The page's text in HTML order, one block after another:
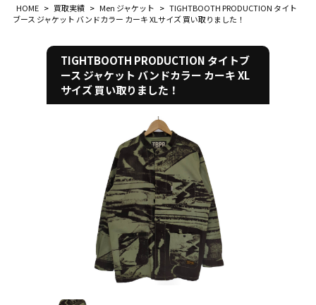
HOME > 買取実績 > Men ジャケット > TIGHTBOOTH PRODUCTION タイト
ブース ジャケット バンドカラー カーキ XLサイズ 買い取りました！
TIGHTBOOTH PRODUCTION タイトブ
ース ジャケット バンドカラー カーキ XL
サイズ 買い取りました！